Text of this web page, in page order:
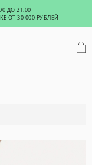
ДО 21:00
ОТ 30 000 РУБЛЕЙ